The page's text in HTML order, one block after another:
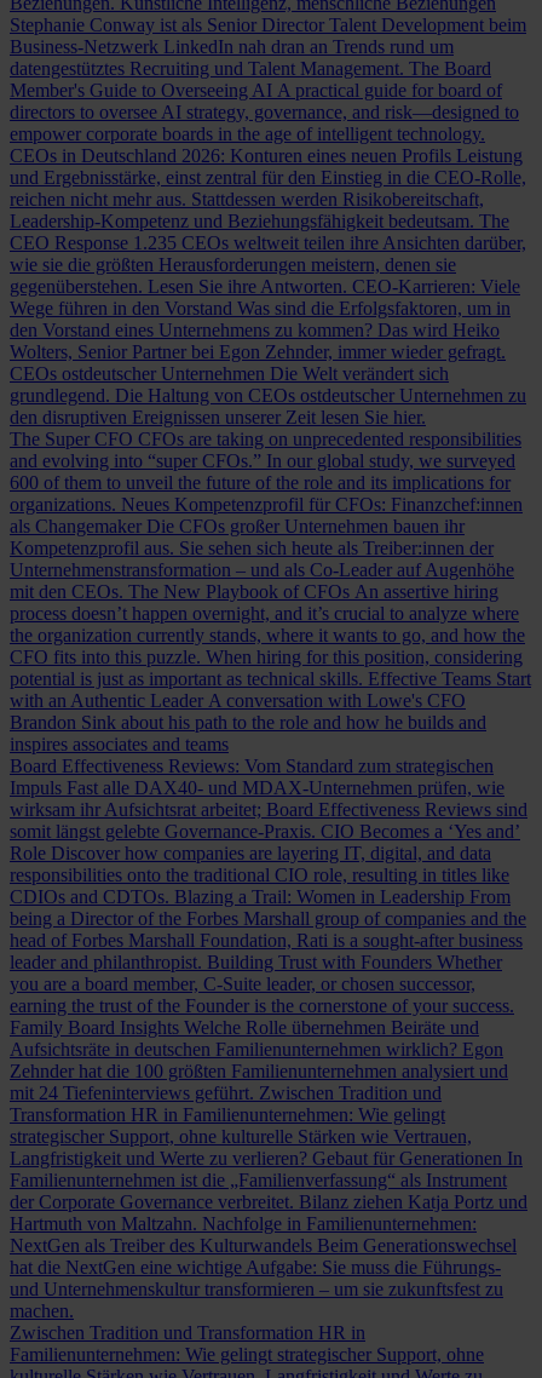
Stephanie Conway ist als Senior Director Talent Development beim
Business-Netzwerk LinkedIn nah dran an Trends rund um
datengestütztes Recruiting und Talent Management. The Board
Member's Guide to Overseeing AI A practical guide for board of
directors to oversee AI strategy, governance, and risk—designed to
empower corporate boards in the age of intelligent technology.
CEOs in Deutschland 2026: Konturen eines neuen Profils Leistung
und Ergebnisstärke, einst zentral für den Einstieg in die CEO-Rolle,
reichen nicht mehr aus. Stattdessen werden Risikobereitschaft,
Leadership-Kompetenz und Beziehungsfähigkeit bedeutsam. The
CEO Response 1.235 CEOs weltweit teilen ihre Ansichten darüber,
wie sie die größten Herausforderungen meistern, denen sie
gegenüberstehen. Lesen Sie ihre Antworten. CEO-Karrieren: Viele
Wege führen in den Vorstand Was sind die Erfolgsfaktoren, um in
den Vorstand eines Unternehmens zu kommen? Das wird Heiko
Wolters, Senior Partner bei Egon Zehnder, immer wieder gefragt.
CEOs ostdeutscher Unternehmen Die Welt verändert sich
grundlegend. Die Haltung von CEOs ostdeutscher Unternehmen zu
den disruptiven Ereignissen unserer Zeit lesen Sie hier.
The Super CFO CFOs are taking on unprecedented responsibilities
and evolving into “super CFOs.” In our global study, we surveyed
600 of them to unveil the future of the role and its implications for
organizations. Neues Kompetenzprofil für CFOs: Finanzchef:innen
als Changemaker Die CFOs großer Unternehmen bauen ihr
Kompetenzprofil aus. Sie sehen sich heute als Treiber:innen der
Unternehmenstransformation – und als Co-Leader auf Augenhöhe
mit den CEOs. The New Playbook of CFOs An assertive hiring
process doesn’t happen overnight, and it’s crucial to analyze where
the organization currently stands, where it wants to go, and how the
CFO fits into this puzzle. When hiring for this position, considering
potential is just as important as technical skills. Effective Teams Start
with an Authentic Leader A conversation with Lowe's CFO
Brandon Sink about his path to the role and how he builds and
inspires associates and teams
Board Effectiveness Reviews: Vom Standard zum strategischen
Impuls Fast alle DAX40- und MDAX-Unternehmen prüfen, wie
wirksam ihr Aufsichtsrat arbeitet; Board Effectiveness Reviews sind
somit längst gelebte Governance-Praxis. CIO Becomes a ‘Yes and’
Role Discover how companies are layering IT, digital, and data
responsibilities onto the traditional CIO role, resulting in titles like
CDIOs and CDTOs. Blazing a Trail: Women in Leadership From
being a Director of the Forbes Marshall group of companies and the
head of Forbes Marshall Foundation, Rati is a sought-after business
leader and philanthropist. Building Trust with Founders Whether
you are a board member, C-Suite leader, or chosen successor,
earning the trust of the Founder is the cornerstone of your success.
Family Board Insights Welche Rolle übernehmen Beiräte und
Aufsichtsräte in deutschen Familienunternehmen wirklich? Egon
Zehnder hat die 100 größten Familienunternehmen analysiert und
mit 24 Tiefeninterviews geführt. Zwischen Tradition und
Transformation HR in Familienunternehmen: Wie gelingt
strategischer Support, ohne kulturelle Stärken wie Vertrauen,
Langfristigkeit und Werte zu verlieren? Gebaut für Generationen In
Familienunternehmen ist die „Familienverfassung“ als Instrument
der Corporate Governance verbreitet. Bilanz ziehen Katja Portz und
Hartmuth von Maltzahn. Nachfolge in Familienunternehmen:
NextGen als Treiber des Kulturwandels Beim Generationswechsel
hat die NextGen eine wichtige Aufgabe: Sie muss die Führungs-
und Unternehmenskultur transformieren – um sie zukunftsfest zu
machen.
Zwischen Tradition und Transformation HR in
Familienunternehmen: Wie gelingt strategischer Support, ohne